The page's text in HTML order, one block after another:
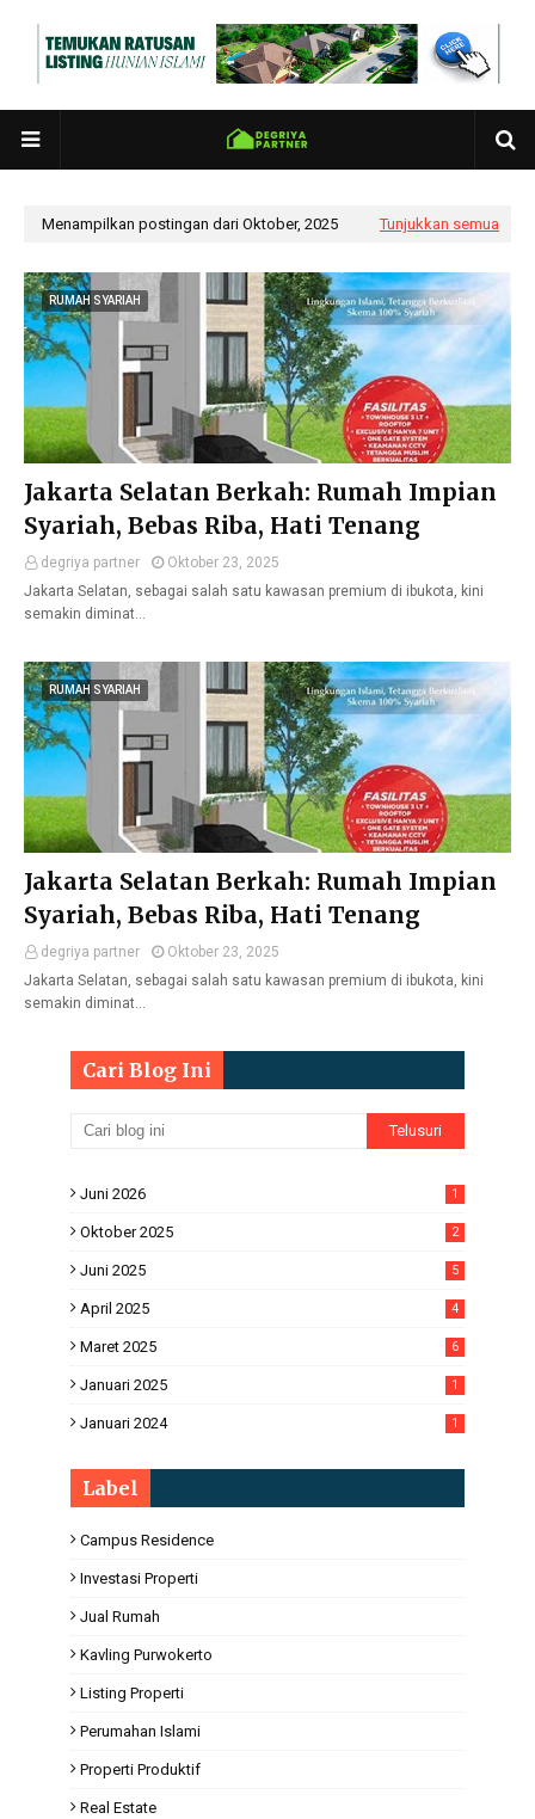
Menampilkan postingan dari Oktober, 2025 Tunjukkan semua
RUMAH SYARIAH
Jakarta Selatan Berkah: Rumah Impian
Syariah, Bebas Riba, Hati Tenang
degriya partner
Oktober 23, 2025
Jakarta Selatan, sebagai salah satu kawasan premium di ibukota, kini
semakin diminat…
RUMAH SYARIAH
Jakarta Selatan Berkah: Rumah Impian
Syariah, Bebas Riba, Hati Tenang
degriya partner
Oktober 23, 2025
Jakarta Selatan, sebagai salah satu kawasan premium di ibukota, kini
semakin diminat…
Cari Blog Ini
Juni 2026 1
Oktober 2025 2
Juni 2025 5
April 2025 4
Maret 2025 6
Januari 2025 1
Januari 2024 1
Label
Campus Residence
Investasi Properti
Jual Rumah
Kavling Purwokerto
Listing Properti
Perumahan Islami
Properti Produktif
Real Estate